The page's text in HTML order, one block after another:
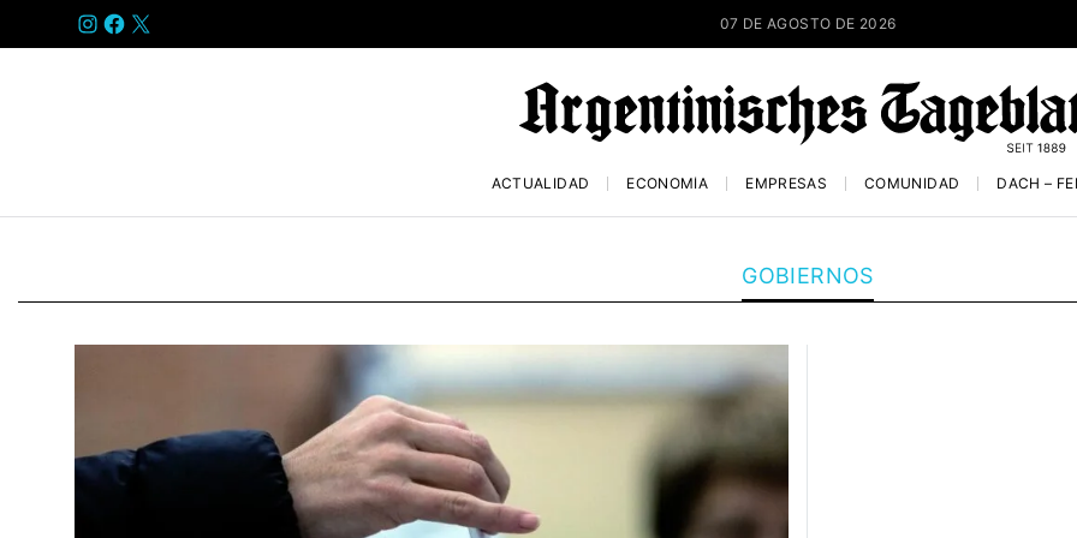
INSTAGRAM
FACEBOOK
X 07 DE AGOSTO DE 2026
ACTUALIDAD ECONOMÍA EMPRESAS COMUNIDAD DACH –
GOBIERNOS